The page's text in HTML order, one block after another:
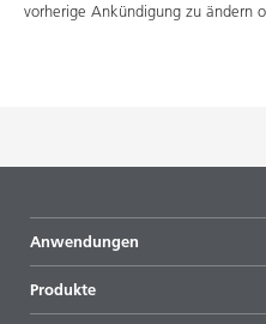
vorherige Ankündigung zu ändern
Anwendungen
Produkte